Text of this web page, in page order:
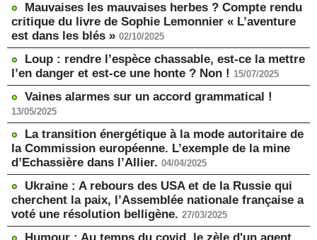
Mauvaises les mauvaises herbes ? Compte rendu
critique du livre de Sophie Lemonnier « L’aventure
est dans les blés » 02/10/2025
Loup : rendre l’espèce chassable, est-ce la mettre
l’en danger et est-ce une honte ? Non ! 15/07/2025
Vaines alarmes sur un accord grammatical !
13/05/2025
La transition énergétique à la mode autoritaire de
la Commission européenne. L’exemple de la mine
d’Echassière dans l’Allier. 04/04/2025
Ukraine : A rebours des USA et de la Russie qui
cherchent la paix, l’Assemblée nationale française a
voté une résolution belligène. 27/03/2025